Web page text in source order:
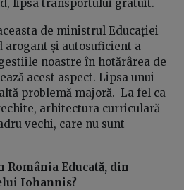
lipsa transportului gratuit.
de ministrul Educației
arogant și autosuficient a
noastre în hotărârea de
acest aspect. Lipsa unui
problemă majoră. La fel ca
arhitectura curriculară
vechi, care nu sunt
România Educată, din
Iohannis?